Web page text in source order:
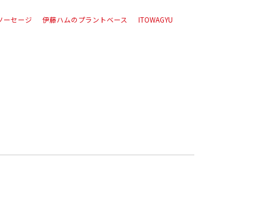
ーセージ 伊藤ハムのプラントベース ITOWAGYU